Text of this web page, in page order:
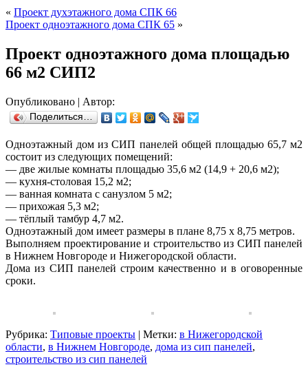
« Проект духэтажного дома СПК 66
Проект одноэтажного дома СПК 65 »
Проект одноэтажного дома площадью
66 м2 СИП2
Опубликовано | Автор:
Поделиться…
Одноэтажный дом из СИП панелей общей площадью 65,7 м2
состоит из следующих помещений:
— две жилые комнаты площадью 35,6 м2 (14,9 + 20,6 м2);
— кухня-столовая 15,2 м2;
— ванная комната с санузлом 5 м2;
— прихожая 5,3 м2;
— тёплый тамбур 4,7 м2.
Одноэтажный дом имеет размеры в плане 8,75 х 8,75 метров.
Выполняем проектирование и строительство из СИП панелей
в Нижнем Новгороде и Нижегородской области.
Дома из СИП панелей строим качественно и в оговоренные
сроки.
Рубрика: Типовые проекты | Метки: в Нижегородской
области, в Нижнем Новгороде, дома из сип панелей,
строительство из сип панелей